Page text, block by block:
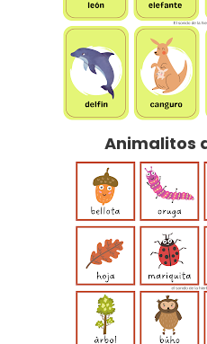
Animalitos